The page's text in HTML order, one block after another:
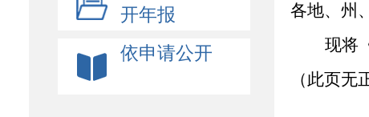
开年报
依申请公开
各地、州
现将
（此页无